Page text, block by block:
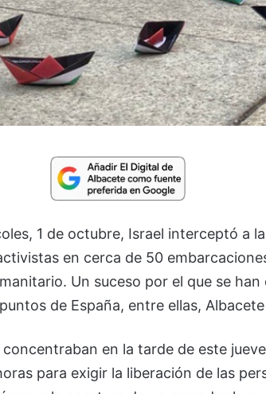
1 de octubre, Israel interceptó a
en cerca de 50
Un suceso por el que se
de España, entre ellas,
en la tarde de este
para exigir la liberación de las